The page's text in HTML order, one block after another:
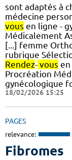
sont adaptés à
médecine
vous en ligne -
Médicalement
[...] femme
rubrique
Rendez- vous
Procréation
gynécologique
18/02/2026 15:25
PAGES
relevance:
Fibromes